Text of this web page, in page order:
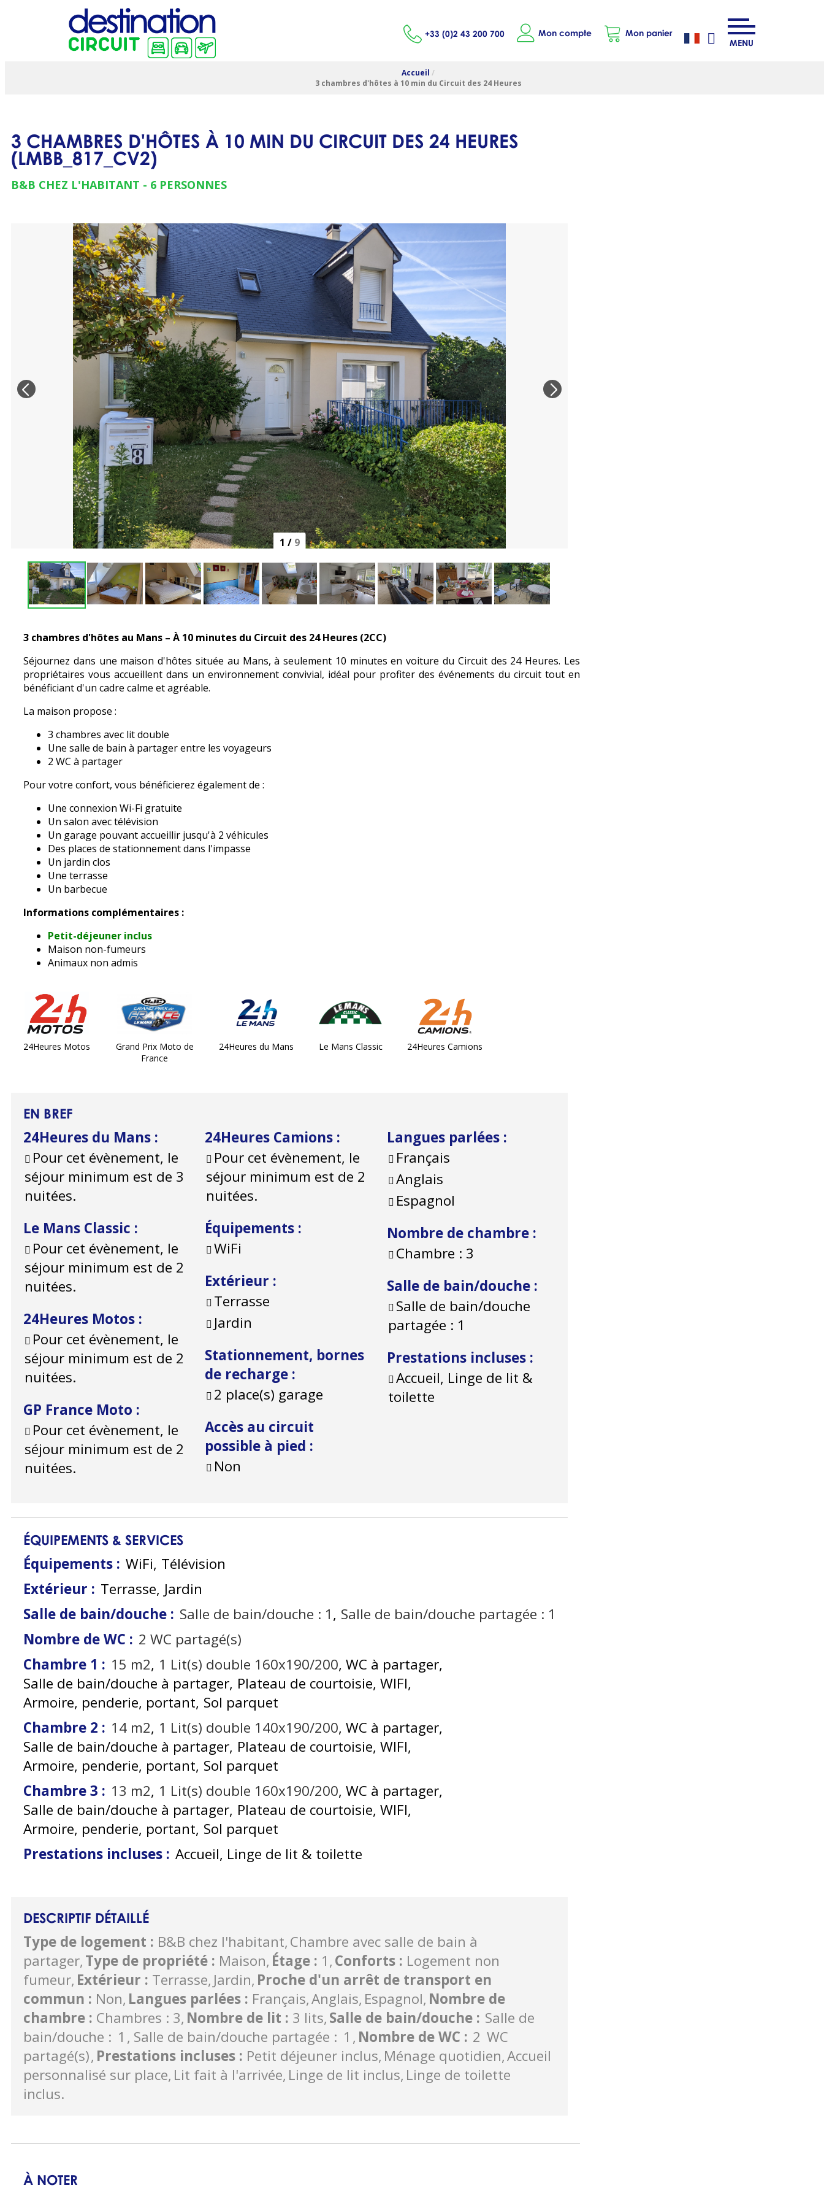
+33 (0)2 43 200 700 Mon compte
Mon panier
MENU
Accueil /
3 chambres d'hôtes à 10 min du Circuit des 24 Heures
3 CHAMBRES D'HÔTES À 10 MIN DU CIRCUIT DES 24 HEURES
(LMBB_817_CV2)
B&B CHEZ L'HABITANT 6 PERSONNES
1 / 9
3 chambres d'hôtes au Mans – À 10 minutes du Circuit des 24 Heures (2CC)
Séjournez dans une maison d'hôtes située au Mans, à seulement 10 minutes en voiture du Circuit des 24 Heures. Les
propriétaires vous accueillent dans un environnement convivial, idéal pour profiter des événements du circuit tout en
bénéficiant d'un cadre calme et agréable.
La maison propose :
3 chambres avec lit double
Une salle de bain à partager entre les voyageurs
2 WC à partager
Pour votre confort, vous bénéficierez également de :
Une connexion Wi-Fi gratuite
Un salon avec télévision
Un garage pouvant accueillir jusqu'à 2 véhicules
Des places de stationnement dans l'impasse
Un jardin clos
Une terrasse
Un barbecue
Informations complémentaires :
Petit-déjeuner inclus
Maison non-fumeurs
Animaux non admis
24Heures Motos
Grand Prix Moto de
France
24Heures du Mans Le Mans Classic 24Heures Camions
EN BREF
24Heures du Mans :
Pour cet évènement, le
séjour minimum est de 3
nuitées.
Le Mans Classic :
Pour cet évènement, le
séjour minimum est de 2
nuitées.
24Heures Motos :
Pour cet évènement, le
séjour minimum est de 2
nuitées.
GP France Moto :
Pour cet évènement, le
séjour minimum est de 2
nuitées.
24Heures Camions :
Pour cet évènement, le
séjour minimum est de 2
nuitées.
Équipements :
WiFi
Extérieur :
Terrasse
Jardin
Stationnement, bornes
de recharge :
2 place(s) garage
Accès au circuit
possible à pied :
Non
Langues parlées :
Français
Anglais
Espagnol
Nombre de chambre :
Chambre : 3
Salle de bain/douche :
Salle de bain/douche
partagée : 1
Prestations incluses :
Accueil, Linge de lit &
toilette
ÉQUIPEMENTS & SERVICES
Équipements : WiFi Télévision
Extérieur : Terrasse Jardin
Salle de bain/douche : Salle de bain/douche : 1 Salle de bain/douche partagée : 1
Nombre de WC : 2 WC partagé(s)
Chambre 1 : 15 m2 1 Lit(s) double 160x190/200 WC à partager
Salle de bain/douche à partager Plateau de courtoisie WIFI
Armoire, penderie, portant Sol parquet
Chambre 2 : 14 m2 1 Lit(s) double 140x190/200 WC à partager
Salle de bain/douche à partager Plateau de courtoisie WIFI
Armoire, penderie, portant Sol parquet
Chambre 3 : 13 m2 1 Lit(s) double 160x190/200 WC à partager
Salle de bain/douche à partager Plateau de courtoisie WIFI
Armoire, penderie, portant Sol parquet
Prestations incluses : Accueil, Linge de lit & toilette
DESCRIPTIF DÉTAILLÉ
Type de logement : B&B chez l'habitant Chambre avec salle de bain à
partager Type de propriété : Maison Étage : 1 Conforts : Logement non
fumeur Extérieur : Terrasse Jardin Proche d'un arrêt de transport en
commun : Non Langues parlées : Français Anglais Espagnol Nombre de
chambre : Chambres : 3 Nombre de lit : 3 lits Salle de bain/douche : Salle de
bain/douche : 1 Salle de bain/douche partagée : 1 Nombre de WC : 2 WC
partagé(s) Prestations incluses : Petit déjeuner inclus Ménage quotidien Accueil
personnalisé sur place Lit fait à l'arrivée Linge de lit inclus Linge de toilette
inclus
À NOTER